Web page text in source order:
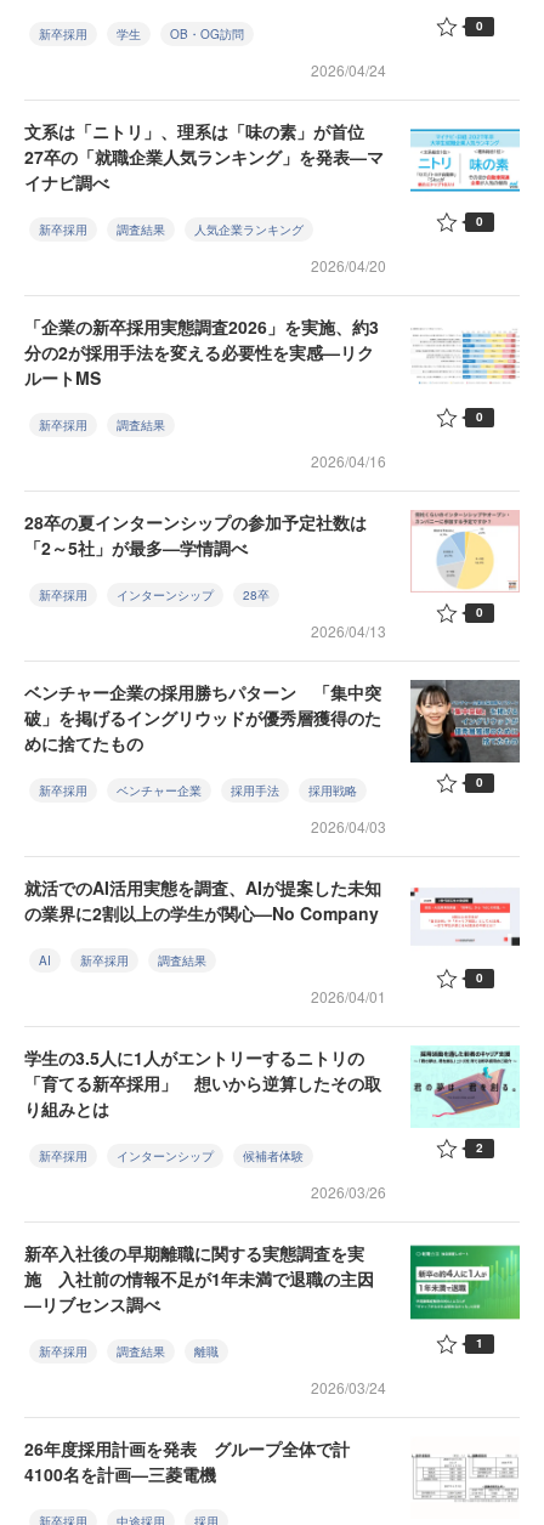
新卒採用 学生 OB・OG訪問
2026/04/24
0
文系は「ニトリ」、理系は「味の素」が首位
27卒の「就職企業人気ランキング」を発表—マ
イナビ調べ
新卒採用 調査結果 人気企業ランキング
2026/04/20
0
「企業の新卒採用実態調査2026」を実施、約3
分の2が採用手法を変える必要性を実感—リク
ルートMS
新卒採用 調査結果
2026/04/16
0
28卒の夏インターンシップの参加予定社数は
「2～5社」が最多—学情調べ
新卒採用 インターンシップ 28卒
2026/04/13
0
ベンチャー企業の採用勝ちパターン 「集中突
破」を掲げるイングリウッドが優秀層獲得のた
めに捨てたもの
新卒採用 ベンチャー企業 採用手法 採用戦略
2026/04/03
0
就活でのAI活用実態を調査、AIが提案した未知
の業界に2割以上の学生が関心—No Company
AI 新卒採用 調査結果
2026/04/01
0
学生の3.5人に1人がエントリーするニトリの
「育てる新卒採用」 想いから逆算したその取
り組みとは
新卒採用 インターンシップ 候補者体験
2026/03/26
2
新卒入社後の早期離職に関する実態調査を実
施 入社前の情報不足が1年未満で退職の主因
—リブセンス調べ
新卒採用 調査結果 離職
2026/03/24
1
26年度採用計画を発表 グループ全体で計
4100名を計画—三菱電機
新卒採用 中途採用 採用